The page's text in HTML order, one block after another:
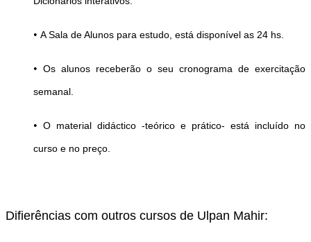
• A Sala de Alunos para estudo, está disponível as 24 hs.
• Os alunos receberão o seu cronograma de exercitação
semanal.
• O material didáctico -teórico e prático- está incluído no
curso e no preço.
Difierências com outros cursos de Ulpan Mahir: